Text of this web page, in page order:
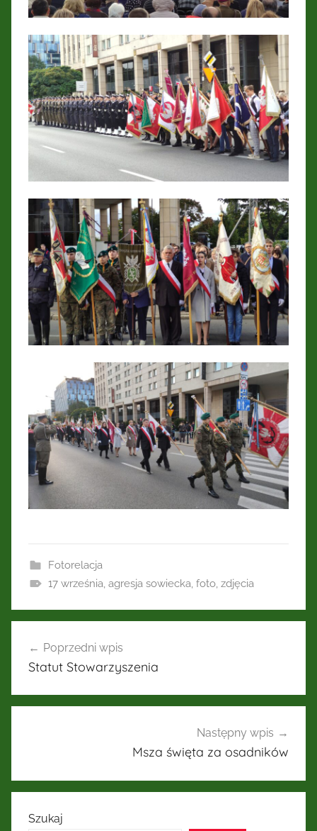
Fotorelacja
17 września agresja sowiecka foto, zdjęcia
wpisu
Poprzedni wpis
Statut Stowarzyszenia
Następny wpis
Msza święta za osadników
Szukaj